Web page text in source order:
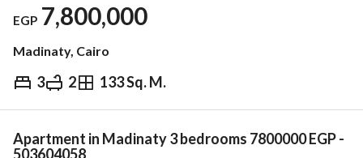
EGP 7,800,000
Madinaty, Cairo
3 2 133 Sq. M.
EGP 7,800,000
Overview Trends & Indices Mortgage
Apartment in Madinaty 3 bedrooms 7800000 EGP -
503604058